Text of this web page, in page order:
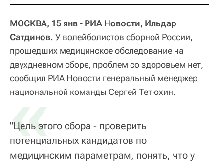
МОСКВА, 15 янв - РИА Новости, Ильдар
Сатдинов. У волейболистов сборной России,
прошедших медицинское обследование на
двухдневном сборе, проблем со здоровьем нет,
сообщил РИА Новости генеральный менеджер
национальной команды Сергей Тетюхин.
«
"Цель этого сбора - проверить
потенциальных кандидатов по
медицинским параметрам, понять, что у